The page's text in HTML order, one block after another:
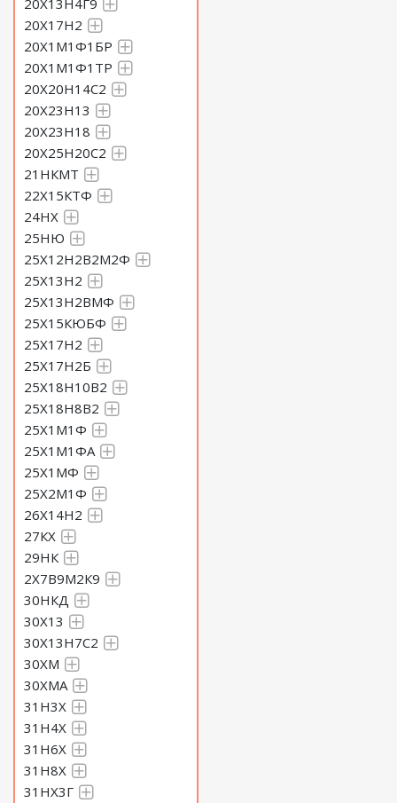
20Х13Н4Г9
20Х17Н2
20Х1М1Ф1БР
20Х1М1Ф1ТР
20Х20Н14С2
20Х23Н13
20Х23Н18
20Х25Н20С2
21НКМТ
22Х15КТФ
24НХ
25НЮ
25Х12Н2В2М2Ф
25Х13Н2
25Х13Н2ВМФ
25Х15КЮБФ
25Х17Н2
25Х17Н2Б
25Х18Н10В2
25Х18Н8В2
25Х1М1Ф
25Х1М1ФА
25Х1МФ
25Х2М1Ф
26Х14Н2
27КХ
29НК
2Х7В9М2К9
30НКД
30Х13
30Х13Н7С2
30ХМ
30ХМА
31Н3Х
31Н4Х
31Н6Х
31Н8Х
31НХ3Г